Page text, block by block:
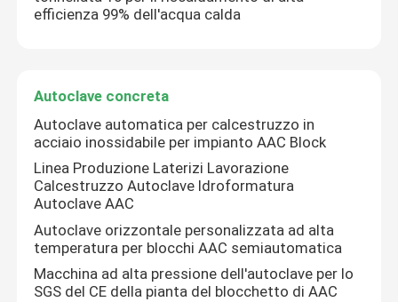
Prodotti
Circa noi
Giro della fabbrica
Controllo di qualità
efficienza 99% dell'acqua calda
Autoclave concreta
Autoclave automatica per calcestruzzo in
acciaio inossidabile per impianto AAC Block
Linea Produzione Laterizi Lavorazione
Calcestruzzo Autoclave Idroformatura
Autoclave AAC
Autoclave orizzontale personalizzata ad alta
temperatura per blocchi AAC semiautomatica
Macchina ad alta pressione dell'autoclave per lo
SGS del CE della pianta del blocchetto di AAC